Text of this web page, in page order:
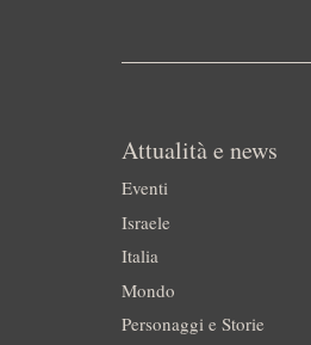
Attualità e news
Eventi
Israele
Italia
Mondo
Personaggi e Storie